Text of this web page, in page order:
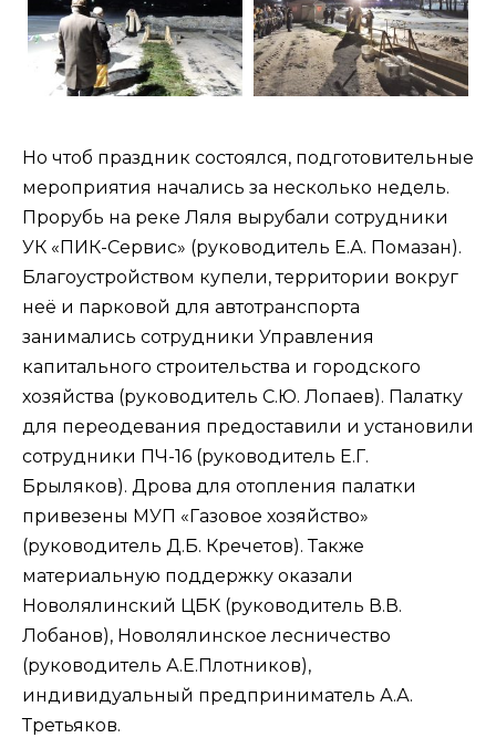
Но чтоб праздник состоялся, подготовительные
мероприятия начались за несколько недель.
Прорубь на реке Ляля вырубали сотрудники
УК «ПИК-Сервис» (руководитель Е.А. Помазан).
Благоустройством купели, территории вокруг
неё и парковой для автотранспорта
занимались сотрудники Управления
капитального строительства и городского
хозяйства (руководитель С.Ю. Лопаев). Палатку
для переодевания предоставили и установили
сотрудники ПЧ-16 (руководитель Е.Г.
Брыляков). Дрова для отопления палатки
привезены МУП «Газовое хозяйство»
(руководитель Д.Б. Кречетов). Также
материальную поддержку оказали
Новолялинский ЦБК (руководитель В.В.
Лобанов), Новолялинское лесничество
(руководитель А.Е.Плотников),
индивидуальный предприниматель А.А.
Третьяков.